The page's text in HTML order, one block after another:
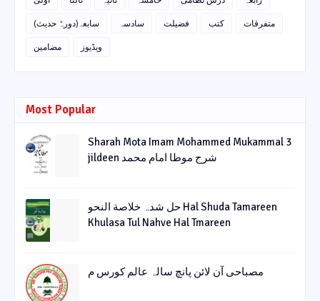
سابعہ(دورہٌ حدیث)
سادسہ فضیلت کتب
متفرقات
مضامین
ویڈیوز
Most Popular
Sharah Mota Imam Mohammed Mukammal 3
jildeen شرح موطا امام محمد
حل شدہ خلاصة النحو Hal Shuda Tamareen
Khulasa Tul Nahve Hal Tmareen
مصباحی آن لائن پانچ سالہ عالم کورس م